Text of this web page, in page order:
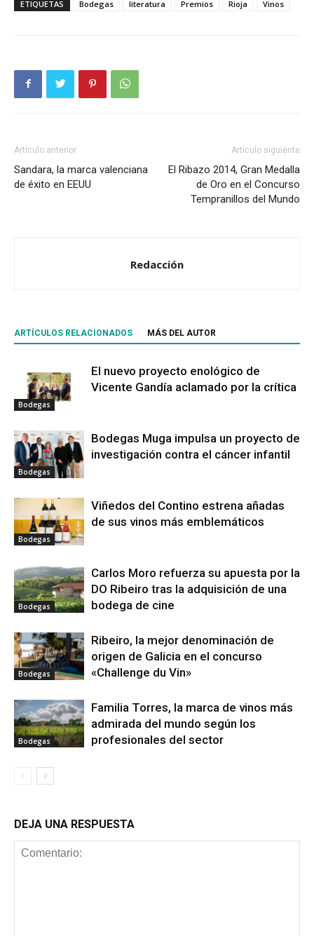
ETIQUETAS Bodegas literatura Premios Rioja Vinos
Artículo anterior
Sandara, la marca valenciana
de éxito en EEUU
Artículo siguiente
El Ribazo 2014, Gran Medalla
de Oro en el Concurso
Tempranillos del Mundo
Redacción
ARTÍCULOS RELACIONADOS MÁS DEL AUTOR
Bodegas
El nuevo proyecto enológico de
Vicente Gandía aclamado por la crítica
Bodegas
Bodegas Muga impulsa un proyecto de
investigación contra el cáncer infantil
Bodegas
Viñedos del Contino estrena añadas
de sus vinos más emblemáticos
Bodegas
Carlos Moro refuerza su apuesta por la
DO Ribeiro tras la adquisición de una
bodega de cine
Bodegas
Ribeiro, la mejor denominación de
origen de Galicia en el concurso
«Challenge du Vin»
Bodegas
Familia Torres, la marca de vinos más
admirada del mundo según los
profesionales del sector
DEJA UNA RESPUESTA